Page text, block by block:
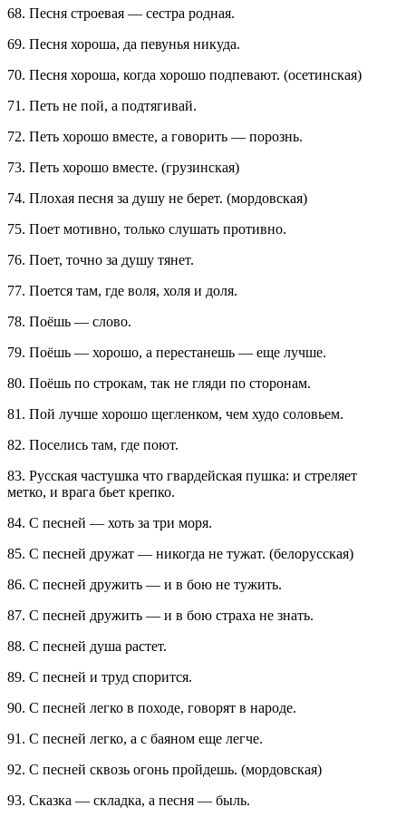
68. Песня строевая — сестра родная.
69. Песня хороша, да певунья никуда.
70. Песня хороша, когда хорошо подпевают. (осетинская)
71. Петь не пой, а подтягивай.
72. Петь хорошо вместе, а говорить — порознь.
73. Петь хорошо вместе. (грузинская)
74. Плохая песня за душу не берет. (мордовская)
75. Поет мотивно, только слушать противно.
76. Поет, точно за душу тянет.
77. Поется там, где воля, холя и доля.
78. Поёшь — слово.
79. Поёшь — хорошо, а перестанешь — еще лучше.
80. Поёшь по строкам, так не гляди по сторонам.
81. Пой лучше хорошо щегленком, чем худо соловьем.
82. Поселись там, где поют.
83. Русская частушка что гвардейская пушка: и стреляет
метко, и врага бьет крепко.
84. С песней — хоть за три моря.
85. С песней дружат — никогда не тужат. (белорусская)
86. С песней дружить — и в бою не тужить.
87. С песней дружить — и в бою страха не знать.
88. С песней душа растет.
89. С песней и труд спорится.
90. С песней легко в походе, говорят в народе.
91. С песней легко, а с баяном еще легче.
92. С песней сквозь огонь пройдешь. (мордовская)
93. Сказка — складка, а песня — быль.